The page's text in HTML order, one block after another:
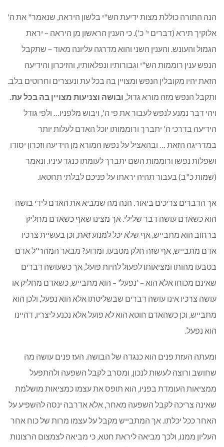
הנה התורה כוללת מצות ידיעת הש"י בלשון היראה, שנאמר" את ה'
אלוקיך תירא (דברים י' כ'). כי הענין הראשון מן היראה – יראת
הגמול והעונש. והענין השני והוא מדרגה עליונה מאוד – שתקבל
הנפש ענין רוממות הש"י וגבורותיו ונפלאותיו, והזיכרון והידיעה
הזאת יהיו מקובלין הנפש ומצויין בה בכל עת ונעצרים וחרוטים בלב.
ותקבל הנפש מזה מורא גדול, ובושה וצניעות מצויין בה בכל עת.
ויהי דבר נמנע לנפש לעבור את פי ה', ויבוש מלפניו… ולפי גודל
הידיעה בדרכי ה' יתברך ורוממותו יוכל האדם לעלות יותר
במדריגה הזאת … ובהאציל על נפשו המורא מן הידיעה וזכרון יסודו
ושפלות נפשו ורוממות השם יתברך לעומתו כנגד עיניו. ונאמר
(שמות כ"ב) בעבור תהיה יראתו על פניכם לבלתי תחטאו.
אך הדברים צריכים ביאור. הנה מה שמביא את האדם לידי בושה
הוא כשאדם עושה דבר שלילי. אך מצינו שאף כשאדם מחליק
ברחוב הוא מתבייש, אף שלא יכל למנוע זאת, וכן בעשיית צרכיו
אדם מתבייש, אף שזה חלק מטבעו. ומדוע? מבאר המהר"ל אדם
בטבעו מהותו ומציאותו לפעול להיות פועל, אך כשעושה דברים
שאינם מכוחו אלא הוא – 'נפעל' – הוא מתבייש, כשאדם מחליק או
עושה צרכיו אינו עושה דברים שבשליטתו אלא הוא נפעל, ולכן הוא
מתבייש, וכן כשהאדם חוטא הוא לא פועל אלא נכנע ליצריו, דהיינו
הוא נפעל.
ומעתה העזת פנים הוא כנגדה של הבושה. העז פנים עושה מה
שחושב ורוצה לעשות לנכון, ומסרב לקבל השפעה ולהתפעל
ממציאות העומדת בפניו, הוא תופס את עצמו כמציאות מושלמת
שאינה צריכה לקבל השפעה מאחר, אלא אדרבה ינסה להשפיע על
האחר ככל יכלתו. אך המתבייש מקבל על עצמו מרות של כוח אחר
העליון ממנו, ולכך מביאה ליראת חטא, כי מביאה לצמצום הרצונות